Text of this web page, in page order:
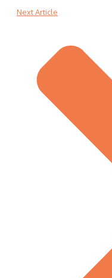
Next Article